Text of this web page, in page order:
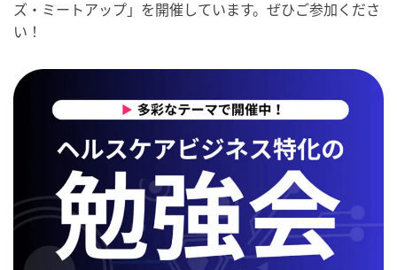
ズ・ミートアップ」を開催しています。ぜひご参加くださ
い！